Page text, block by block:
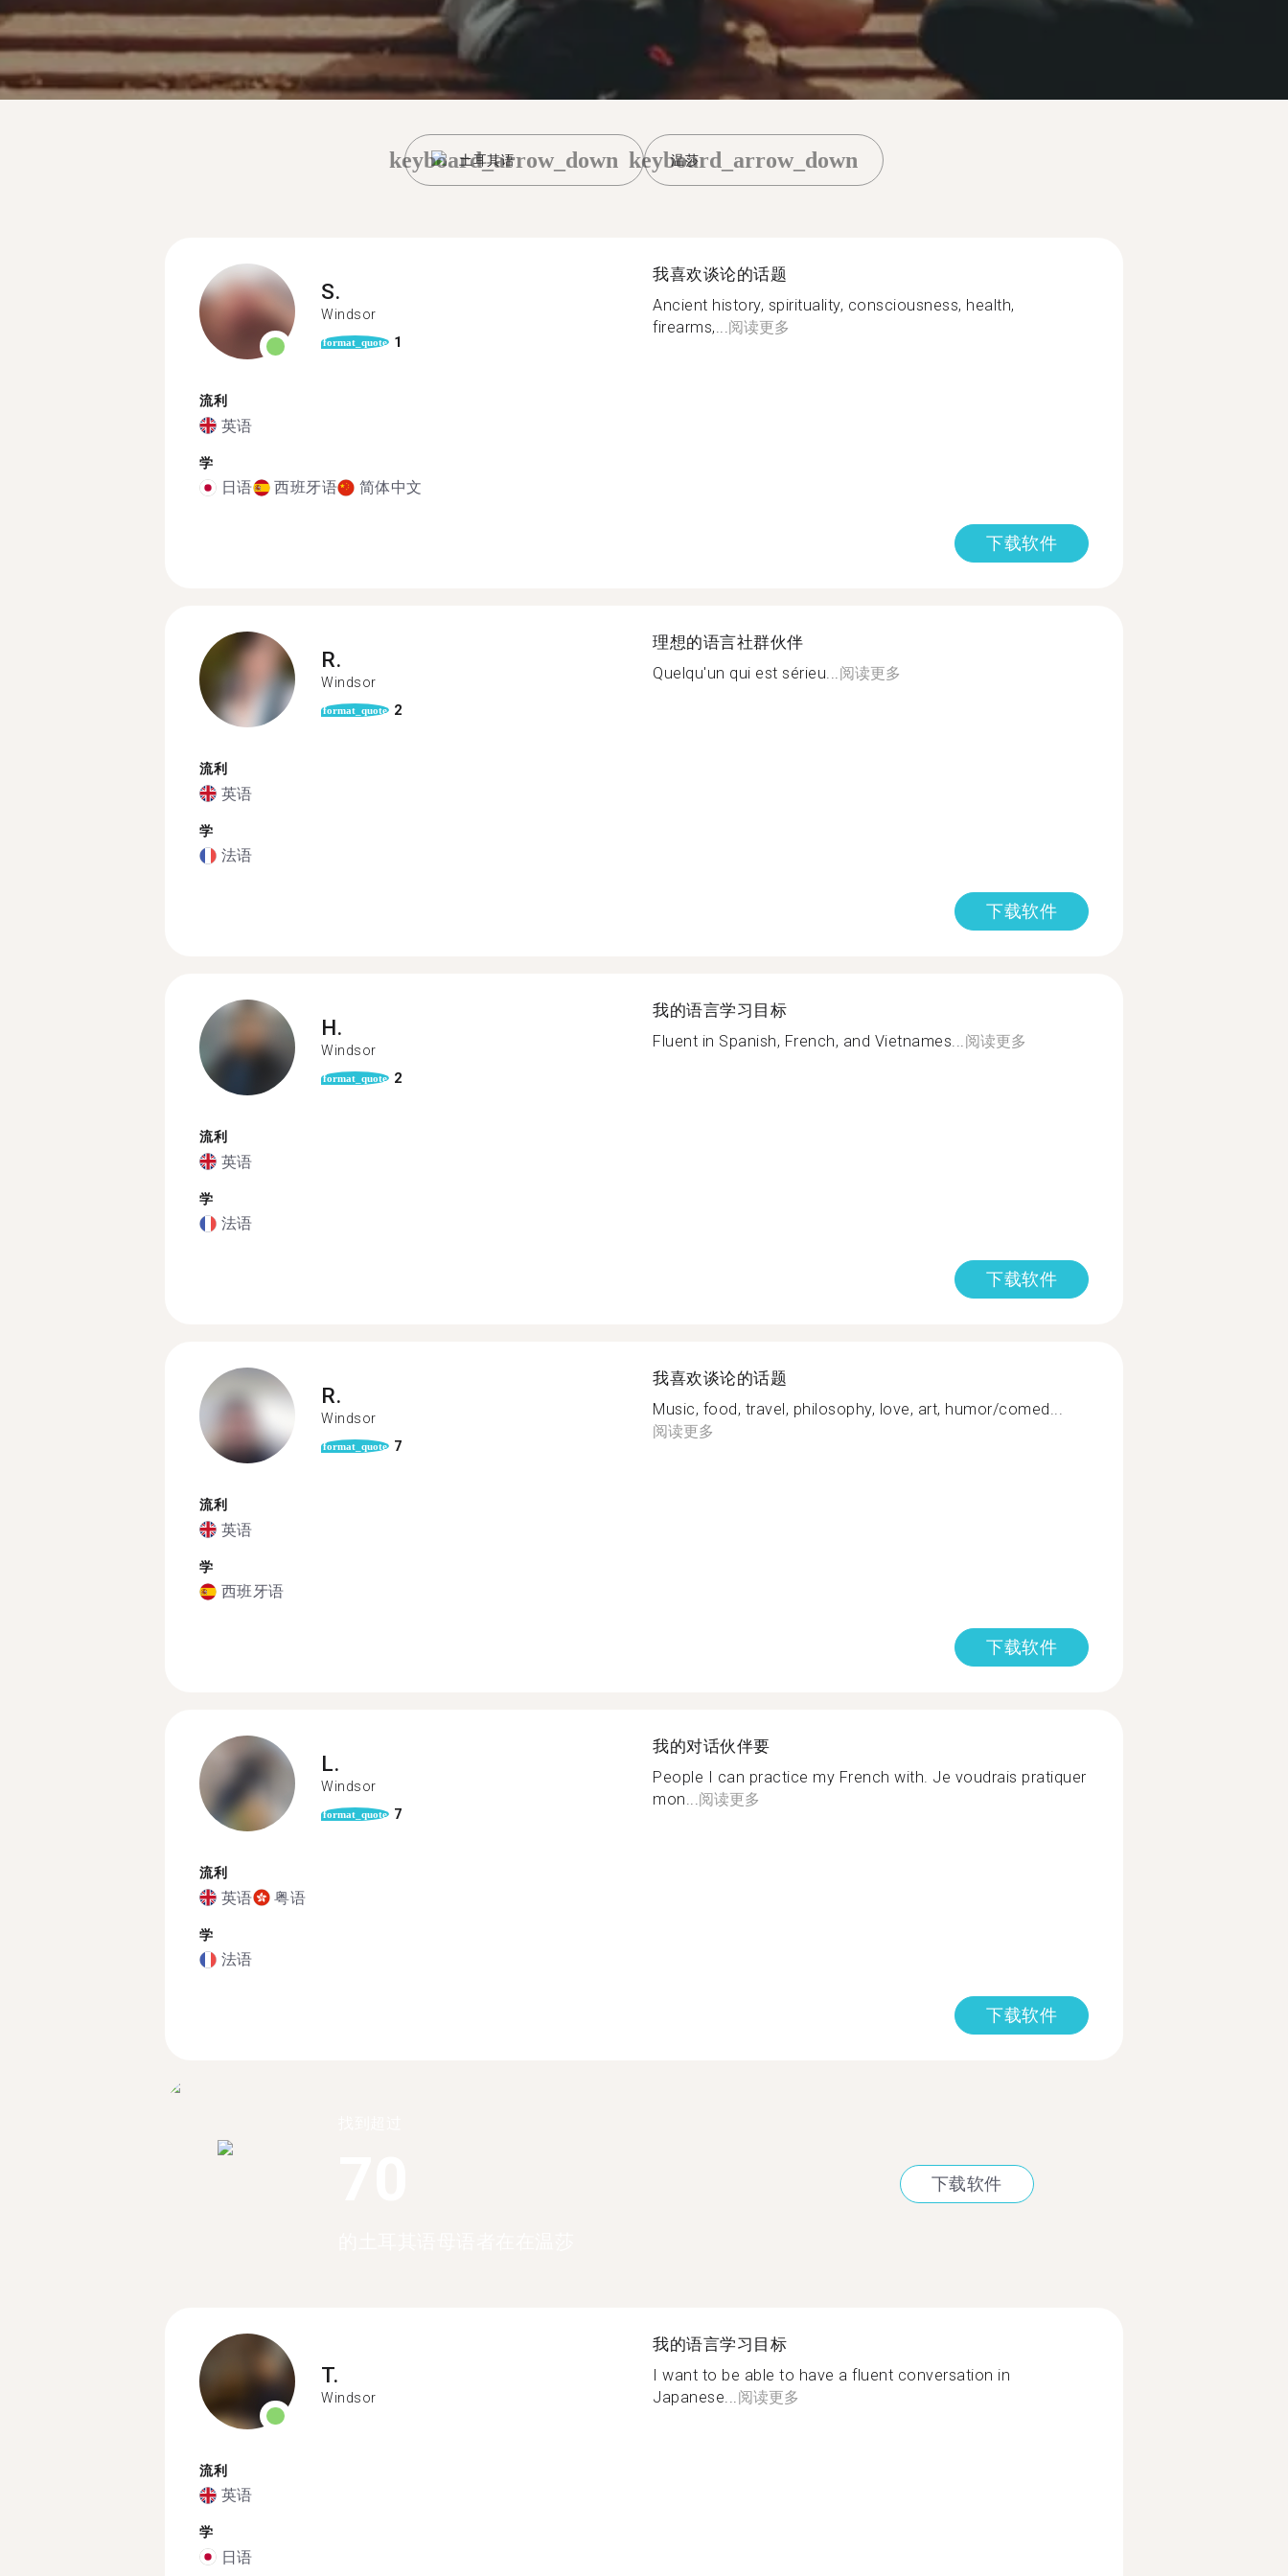
土耳其语
keyboard_arrow_down 温莎
keyboard_arrow_down
S.
Windsor
format_quote 1
流利
英语
学
日语 西班牙语 简体中文
我喜欢谈论的话题
Ancient history, spirituality, consciousness, health,
firearms,...阅读更多
下载软件
R.
Windsor
format_quote 2
流利
英语
学
法语
理想的语言社群伙伴
Quelqu'un qui est sérieu...阅读更多
下载软件
H.
Windsor
format_quote 2
流利
英语
学
法语
我的语言学习目标
Fluent in Spanish, French, and Vietnames...阅读更多
下载软件
R.
Windsor
format_quote 7
流利
英语
学
西班牙语
我喜欢谈论的话题
Music, food, travel, philosophy, love, art, humor/comed...
阅读更多
下载软件
L.
Windsor
format_quote 7
流利
英语 粤语
学
法语
我的对话伙伴要
People I can practice my French with. Je voudrais pratiquer
mon...阅读更多
下载软件
下载软件
T.
Windsor
流利
英语
学
日语
我的语言学习目标
I want to be able to have a fluent conversation in
Japanese... 阅读更多